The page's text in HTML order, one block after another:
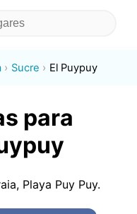
Sucre El Puypuy
para
Playa Puy Puy.